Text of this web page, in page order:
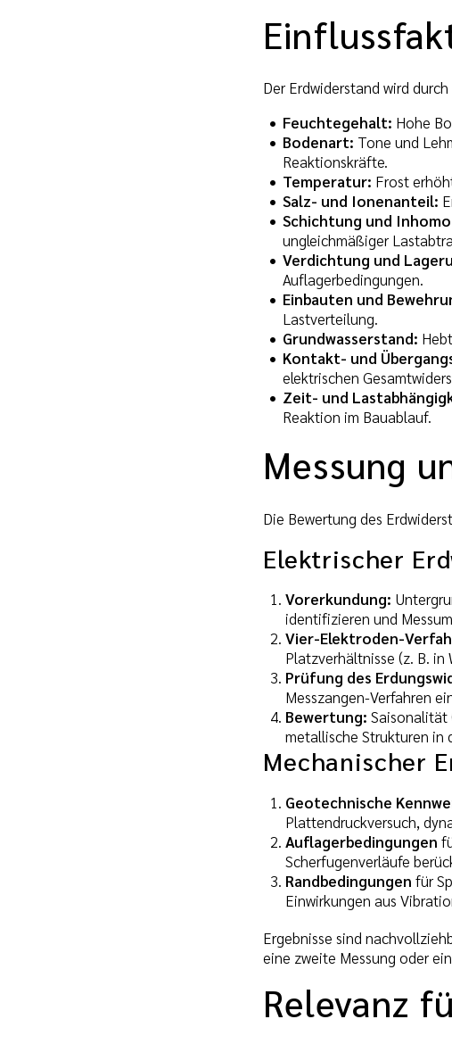
Der Erdwiderstand wird
Feuchtegehalt: Hohe
Bodenart: Tone und
Reaktionskräfte.
Temperatur: Frost
Salz- und Ionenanteil:
Schichtung und
ungleichmäßiger
Verdichtung und
Auflagerbedingungen.
Einbauten und
Lastverteilung.
Grundwasserstand:
Kontakt- und
elektrischen
Zeit- und
Reaktion im Bauablauf.
Messung
Die Bewertung des
Elektrischer
Vorerkundung:
identifizieren und
Vier-Elektroden-
Platzverhältnisse (z. B.
Prüfung des
Messzangen-Verfahren
Bewertung: Saisonalität
metallische Strukturen in
Mechanischer
Geotechnische
Plattendruckversuch,
Auflagerbedingungen
Scherfugenverläufe
Randbedingungen für
Einwirkungen aus
Ergebnisse sind
eine zweite Messung oder
Relevanz